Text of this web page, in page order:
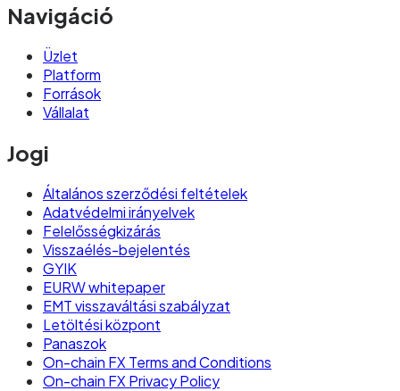
Navigáció
Üzlet
Platform
Források
Vállalat
Jogi
Általános szerződési feltételek
Adatvédelmi irányelvek
Felelősségkizárás
Visszaélés-bejelentés
GYIK
EURW whitepaper
EMT visszaváltási szabályzat
Letöltési központ
Panaszok
On-chain FX Terms and Conditions
On-chain FX Privacy Policy